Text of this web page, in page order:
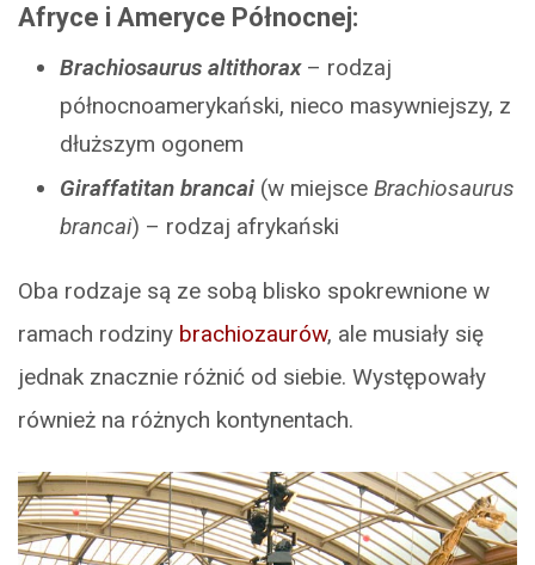
Afryce i Ameryce Północnej:
Brachiosaurus altithorax– rodzaj
północnoamerykański, nieco masywniejszy, z
dłuższym ogonem
Giraffatitan brancai (w miejsce Brachiosaurus
brancai) – rodzaj afrykański
Oba rodzaje są ze sobą blisko spokrewnione w
ramach rodziny brachiozaurów, ale musiały się
jednak znacznie różnić od siebie. Występowały
również na różnych kontynentach.